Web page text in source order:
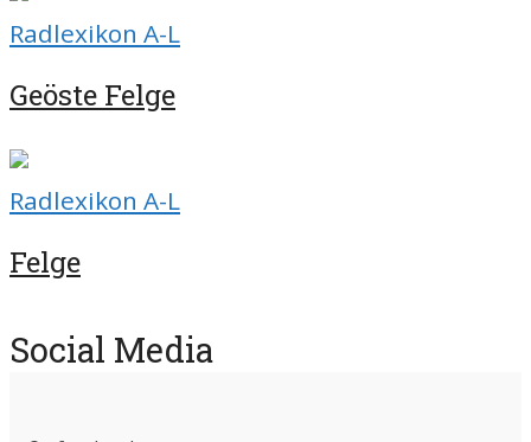
Radlexikon A-L
Geöste Felge
Radlexikon A-L
Felge
Social Media